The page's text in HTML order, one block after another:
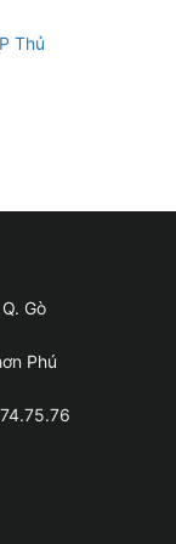
khi
Thủ
Gò
Phú